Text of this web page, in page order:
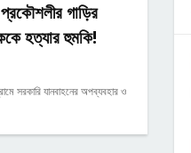
গাড়ির
হত্যার হুমকি!
সরকারি যানবাহনের অপব্যবহার ও